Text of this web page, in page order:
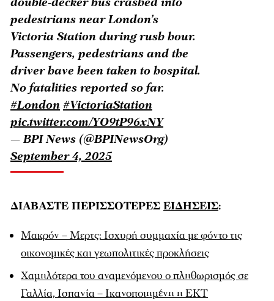
pedestrians near London’s
Victoria Station during rush hour.
Passengers, pedestrians and the
driver have been taken to hospital.
No fatalities reported so far.
#London #VictoriaStation
pic.twitter.com/YO9tP96xNY
— BPI News (@BPINewsOrg)
September 4, 2025
ΔΙΑΒΑΣΤΕ ΠΕΡΙΣΣΟΤΕΡΕΣ ΕΙΔΗΣΕΙΣ:
Μακρόν – Μερτς: Iσχυρή συμμαχία με φόντο τις
οικονομικές και γεωπολιτικές προκλήσεις
Χαμηλότερα του αναμενόμενου ο πληθωρισμός σε
Γαλλία, Ισπανία – Ικανοποιημένη η ΕΚΤ